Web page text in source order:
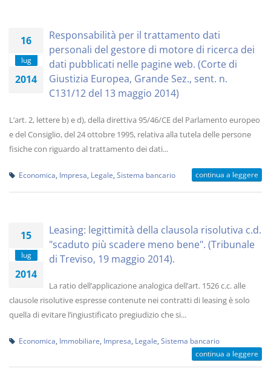
16
lug
2014
Responsabilità per il trattamento dati
personali del gestore di motore di ricerca dei
dati pubblicati nelle pagine web. (Corte di
Giustizia Europea, Grande Sez., sent. n.
C131/12 del 13 maggio 2014)
L’art. 2, lettere b) e d), della direttiva 95/46/CE del Parlamento europeo
e del Consiglio, del 24 ottobre 1995, relativa alla tutela delle persone
fisiche con riguardo al trattamento dei dati...
Economica Impresa Legale Sistema bancario continua a leggere
15
lug
2014
Leasing: legittimità della clausola risolutiva c.d.
"scaduto più scadere meno bene". (Tribunale
di Treviso, 19 maggio 2014).
La ratio dell’applicazione analogica dell’art. 1526 c.c. alle
clausole risolutive espresse contenute nei contratti di leasing è solo
quella di evitare l’ingiustificato pregiudizio che si...
Economica Immobiliare Impresa Legale Sistema bancario
continua a leggere